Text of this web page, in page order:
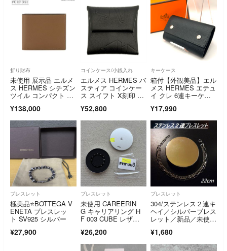
ットン
折り財布
未使用 展示品 エルメ
ス HERMES シチズン
ツイル コンパクト 二
ラー ベージュドゥワ
イマール U刻印 90335
492
¥138,000
コインケース/小銭入れ
エルメス HERMES バ
スティア コインケー
ス スイフト X刻印 ノ
E OF MEN【中古】
¥52,800
キーケース
箱付【外観美品】エル
メス HERMES エテュ
イ クレ 6連キーケー
¥17,990
ブレスレット
極美品⭐️BOTTEGA V
ENETA ブレスレッ
ト SV925 シルバー
¥27,900
ブレスレット
未使用 CAREERIN
G キャリアリング H
F 003 CUBE レザ
03 藤原ヒロシ ブラッ
ク
¥26,200
ブレスレット
304/ステンレス２連キ
ヘイ／シルバーブレス
レット／新品／未使
¥1,680